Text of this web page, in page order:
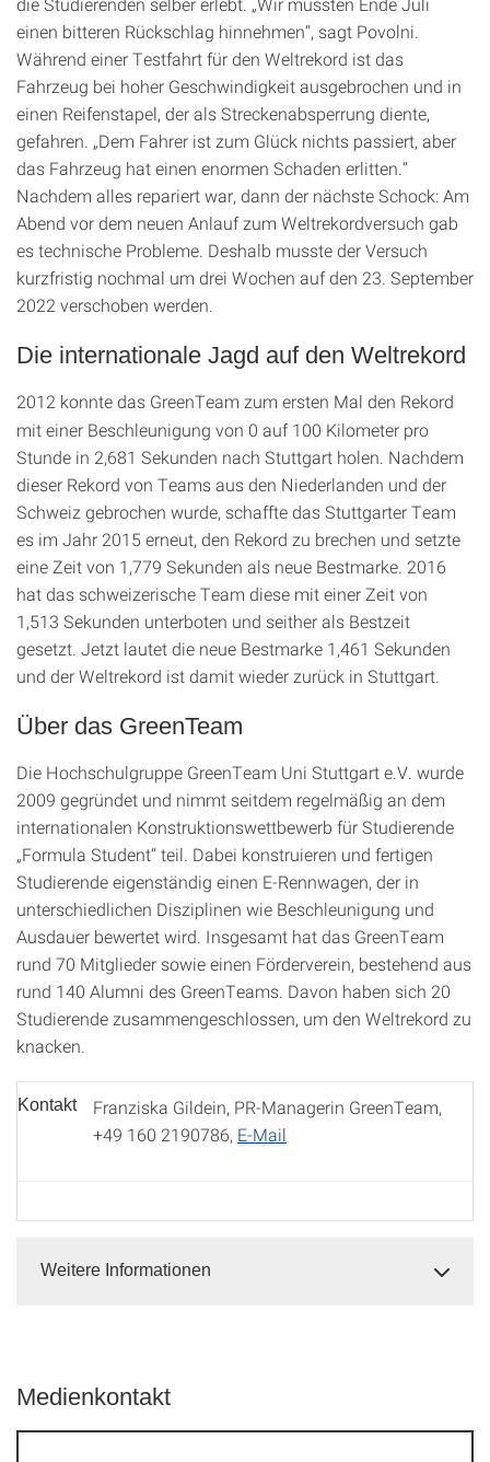
einen bitteren Rückschlag hinnehmen“, sagt Povolni.
Während einer Testfahrt für den Weltrekord ist das
Fahrzeug bei hoher Geschwindigkeit ausgebrochen und in
einen Reifenstapel, der als Streckenabsperrung diente,
gefahren. „Dem Fahrer ist zum Glück nichts passiert, aber
das Fahrzeug hat einen enormen Schaden erlitten.“
Nachdem alles repariert war, dann der nächste Schock: Am
Abend vor dem neuen Anlauf zum Weltrekordversuch gab
es technische Probleme. Deshalb musste der Versuch
kurzfristig nochmal um drei Wochen auf den 23. September
2022 verschoben werden.
Die internationale Jagd auf den Weltrekord
2012 konnte das GreenTeam zum ersten Mal den Rekord
mit einer Beschleunigung von 0 auf 100 Kilometer pro
Stunde in 2,681 Sekunden nach Stuttgart holen. Nachdem
dieser Rekord von Teams aus den Niederlanden und der
Schweiz gebrochen wurde, schaffte das Stuttgarter Team
es im Jahr 2015 erneut, den Rekord zu brechen und setzte
eine Zeit von 1,779 Sekunden als neue Bestmarke. 2016
hat das schweizerische Team diese mit einer Zeit von
1,513 Sekunden unterboten und seither als Bestzeit
gesetzt. Jetzt lautet die neue Bestmarke 1,461 Sekunden
und der Weltrekord ist damit wieder zurück in Stuttgart.
Über das GreenTeam
Die Hochschulgruppe GreenTeam Uni Stuttgart e.V. wurde
2009 gegründet und nimmt seitdem regelmäßig an dem
internationalen Konstruktionswettbewerb für Studierende
„Formula Student“ teil. Dabei konstruieren und fertigen
Studierende eigenständig einen E-Rennwagen, der in
unterschiedlichen Disziplinen wie Beschleunigung und
Ausdauer bewertet wird. Insgesamt hat das GreenTeam
rund 70 Mitglieder sowie einen Förderverein, bestehend aus
rund 140 Alumni des GreenTeams. Davon haben sich 20
Studierende zusammengeschlossen, um den Weltrekord zu
knacken.
Kontakt
Franziska Gildein, PR-Managerin GreenTeam,
+49 160 2190786, E-Mail
Weitere Informationen
Medienkontakt